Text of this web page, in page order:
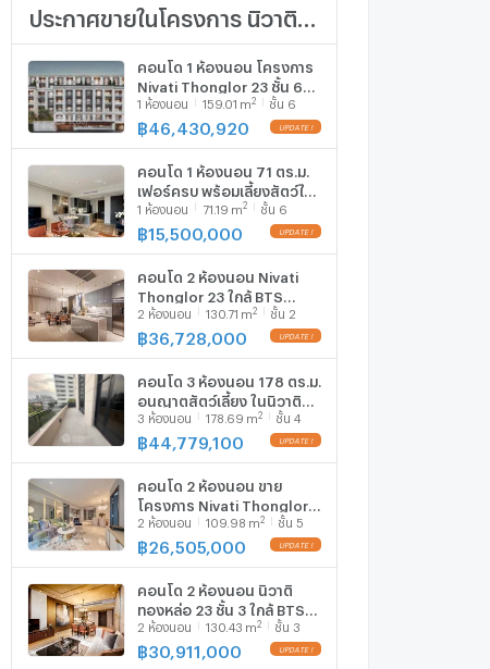
คอนโด 1 ห้องนอน โครงการ
Nivati Thonglor 23 ชั้น 6
ใกล้ BTS พร้อมพงษ์ (ID
879734)
1 ห้องนอน 159.01 m2 ชั้น 6
฿ 46,430,920
คอนโด 1 ห้องนอน 71 ตร.ม.
เฟอร์ครบ พร้อมเลี้ยงสัตว์ได้
โครงการ Nivati Thonglor
23 ใกล้ BTS พร้อมพงษ์ (ID
1 ห้องนอน 71.19 m2 ชั้น 6
฿15,500,000
คอนโด 2 ห้องนอน Nivati
Thonglor 23 ใกล้ BTS
พร้อมพงษ์ (ID 2548373)
2 ห้องนอน 130.71 m2 ชั้น 2
฿36,728,000
คอนโด 3 ห้องนอน 178 ตร.ม.
อนุญาตสัตว์เลี้ยง ในนิวาติ
ทองหล่อ 23 ใกล้ BTS พร้อม
พงษ์ (ID 1177238)
3 ห้องนอน 178.69 m2 ชั้น 4
฿ 44,779,100
คอนโด 2 ห้องนอน ขาย
โครงการ Nivati Thonglor
23 ใกล้ BTS พร้อมพงษ์ (ID
879735)
2 ห้องนอน 109.98 m2 ชั้น 5
฿26,505,000
คอนโด 2 ห้องนอน นิวาติ
ทองหล่อ 23 ชั้น 3 ใกล้ BTS
พร้อมพงษ์ (ID 879736)
2 ห้องนอน 130.43 m2 ชั้น 3
฿30,911,000